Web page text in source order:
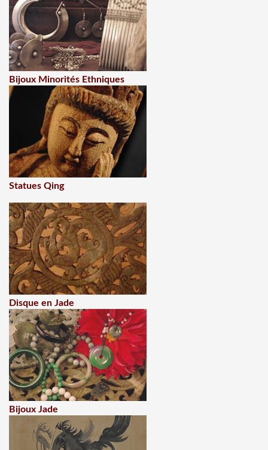
Bijoux Minorités Ethniques
Statues Qing
Disque en Jade
Bijoux Jade